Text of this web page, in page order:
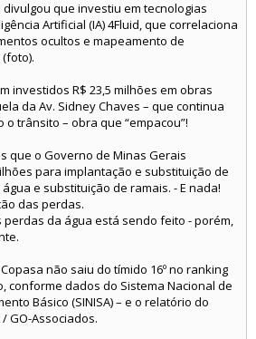
que investiu em tecnologias
Artificial (IA) 4Fluid, que correlaciona
ocultos e mapeamento de
investidos R$ 23,5 milhões em obras
da Av. Sidney Chaves – que continua
trânsito – obra que “empacou”!
que o Governo de Minas Gerais
para implantação e substituição de
e substituição de ramais. - E nada!
das perdas.
perdas da água está sendo feito - porém,
não saiu do tímido 16º no ranking
conforme dados do Sistema Nacional de
Básico (SINISA) – e o relatório do
/ GO-Associados.